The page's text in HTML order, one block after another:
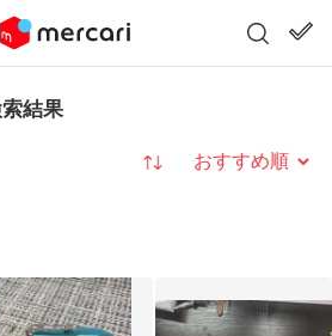
結果
並び替え